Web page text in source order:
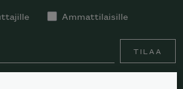
Ammattilaisille
TILAA